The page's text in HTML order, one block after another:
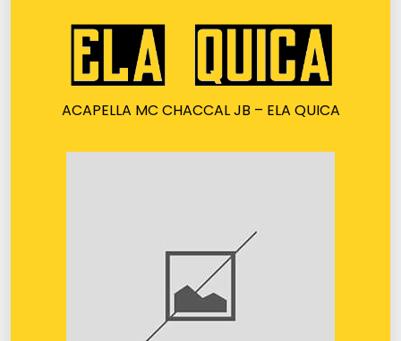
ACAPELLA MC CHACCAL JB – ELA QUICA